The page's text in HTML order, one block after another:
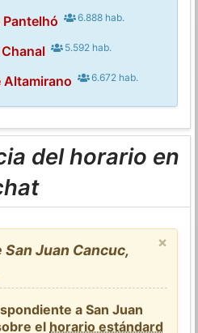
6.888 hab.
5.592 hab.
Altamirano 6.672 hab.
del horario en
×
Juan Cancuc,
a San Juan
el horario estándard